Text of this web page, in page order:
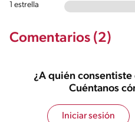
1 estrella
Comentarios (2)
¿A quién consentiste
Cuéntanos
Iniciar sesión